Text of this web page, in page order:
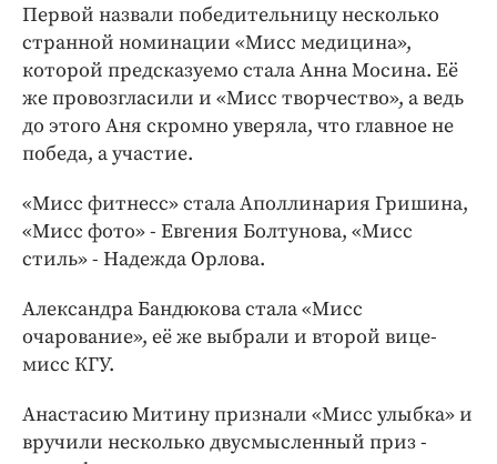
Первой назвали победительницу несколько
странной номинации «Мисс медицина»,
которой предсказуемо стала Анна Мосина. Её
же провозгласили и «Мисс творчество», а ведь
до этого Аня скромно уверяла, что главное не
победа, а участие.
«Мисс фитнесс» стала Аполлинария Гришина,
«Мисс фото» - Евгения Болтунова, «Мисс
стиль» - Надежда Орлова.
Александра Бандюкова стала «Мисс
очарование», её же выбрали и второй вице-
мисс КГУ.
Анастасию Митину признали «Мисс улыбка» и
вручили несколько двусмысленный приз -